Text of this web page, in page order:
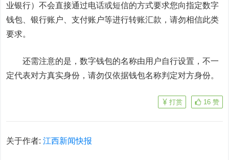
业银行）不会直接通过电话或短信的方式要求您向指定数字
钱包、银行账户、支付账户等进行转账汇款，请勿相信此类
要求。
还需注意的是，数字钱包的名称由用户自行设置，不一
定代表对方真实身份，请勿仅依据钱包名称判定对方身份。
16 赞
打赏
关于作者:江西新闻快报